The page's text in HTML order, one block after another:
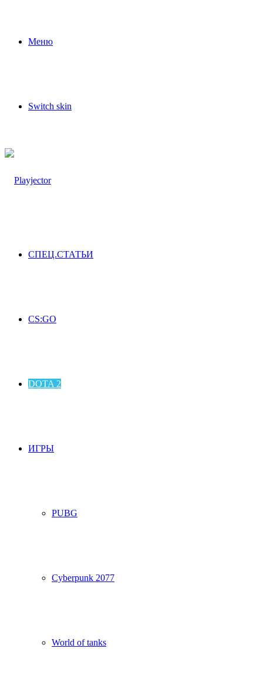
Меню
Switch skin
СПЕЦ.СТАТЬИ
CS:GO
DOTA 2
ИГРЫ
PUBG
Cyberpunk 2077
World of tanks